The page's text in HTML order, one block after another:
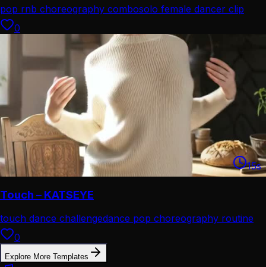
pop rnb choreography combosolo female dancer clip
0
15s
Touch – KATSEYE
touch dance challengedance pop choreography routine
0
Explore More Templates